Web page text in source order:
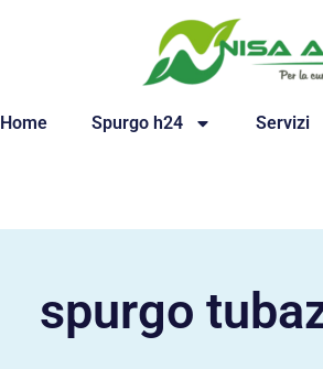
Home Spurgo h24 Servizi
spurgo